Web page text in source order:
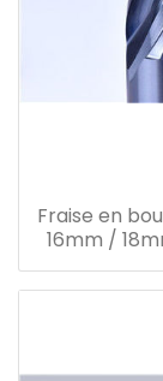
Fraise en
16mm /